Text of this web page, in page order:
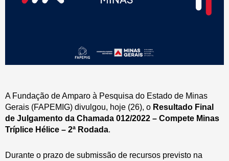
A Fundação de Amparo à Pesquisa do Estado de Minas
Gerais (FAPEMIG) divulgou, hoje (26), o Resultado Final
de Julgamento da Chamada 012/2022 – Compete Minas
Tríplice Hélice – 2ª Rodada.
Durante o prazo de submissão de recursos previsto na